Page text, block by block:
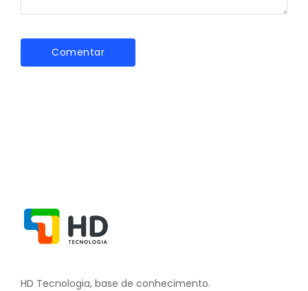
HD Tecnologia, base de conhecimento.